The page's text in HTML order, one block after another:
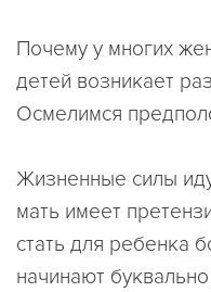
Почему у многих
детей возникает
Осмелимся
Жизненные силы
мать имеет
стать для ребенка
начинают